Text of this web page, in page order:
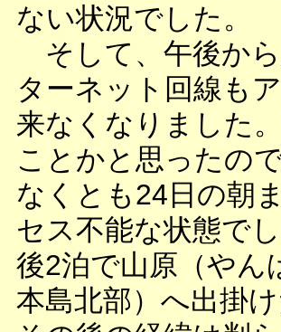
ない状況でした。
そして、午後か
ターネット回線も
来なくなりました
ことかと思ったの
なくとも24日の朝
セス不能な状態で
後2泊で山原（やん
本島北部）へ出掛け